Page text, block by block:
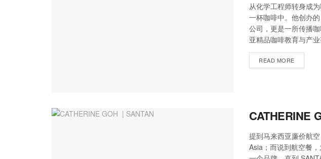
从化学工程师转身成
一杯咖啡中。他创办
公司，更是一所传播
亚精品咖啡教育与产业
READ MORE
CATHERINE
提到马来西亚廉价航
Asia；而说到航空餐